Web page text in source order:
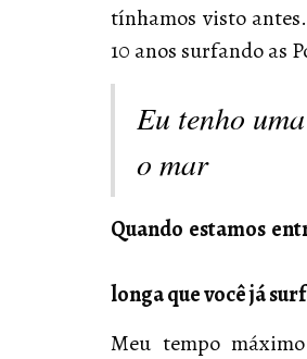
tínhamos visto
10 anos surfando as
Eu tenho
o mar
Quando estamos
longa que você já
Meu tempo